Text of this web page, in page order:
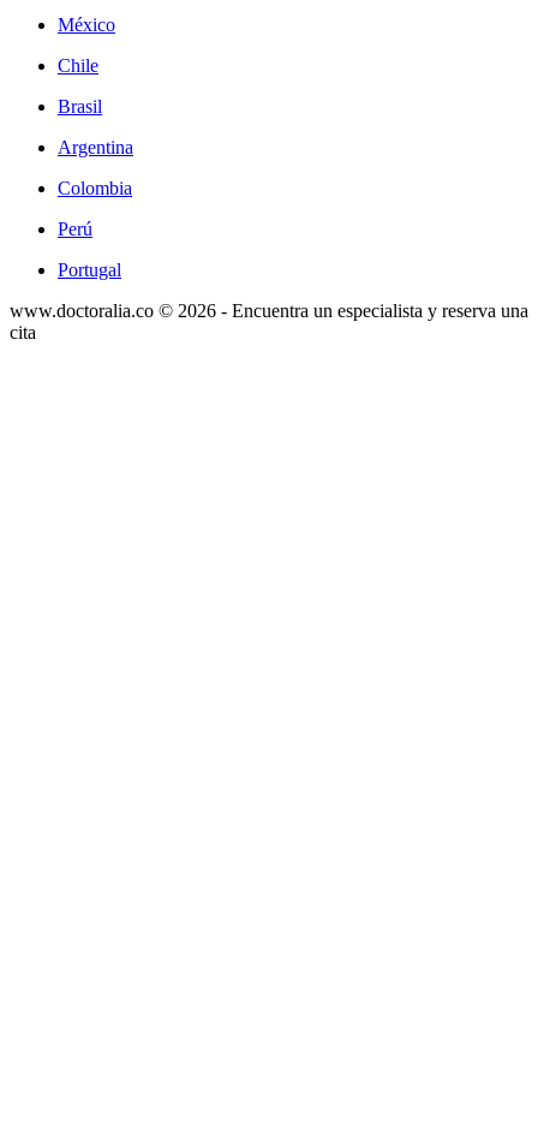
México
Chile
Brasil
Argentina
Colombia
Perú
Portugal
www.doctoralia.co © 2026 - Encuentra un especialista y reserva una
cita